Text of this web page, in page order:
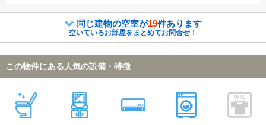
同じ建物の空室が19件あります
空いているお部屋をまとめてお問合せ！
この物件にある人気の設備・特徴